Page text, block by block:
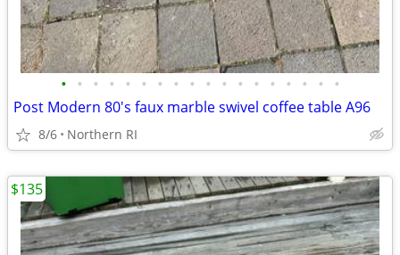
• • • • • • • • • • • • • • • • • •
Post Modern 80's faux marble swivel coffee table A96
8/6 Northern RI
$135